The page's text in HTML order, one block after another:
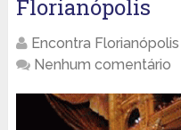
Florianópolis
Encontra Florianópolis
Nenhum comentário